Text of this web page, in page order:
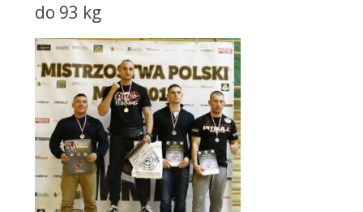
do 93 kg